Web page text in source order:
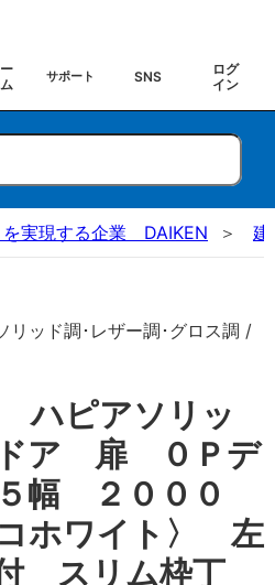
サポート SNS
ログ
イン
を実現する企業 DAIKEN 建
リッド調･レザー調･グロス調 /
ハピアソリッ
ア 扉 ０Ｐデ
幅 ２０００
ホワイト〉 左
スリム枠丁